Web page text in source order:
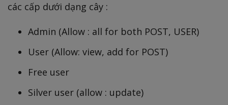
các cấp dưới dạng cây :
Admin (Allow : all for both POST, USER)
User (Allow: view, add for POST)
Free user
Silver user (allow : update)